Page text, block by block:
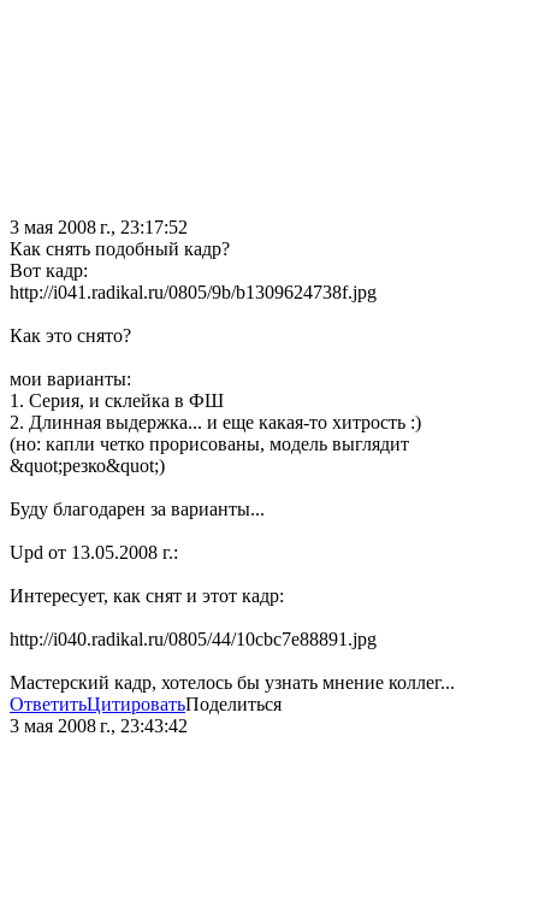
3 мая 2008 г., 23:17:52
Как снять подобный кадр?
Вот кадр:
http://i041.radikal.ru/0805/9b/b1309624738f.jpg
Как это снято?
мои варианты:
1. Серия, и склейка в ФШ
2. Длинная выдержка... и еще какая-то хитрость :)
(но: капли четко прорисованы, модель выглядит
&quot;резко&quot;)
Буду благодарен за варианты...
Upd от 13.05.2008 г.:
Интересует, как снят и этот кадр:
http://i040.radikal.ru/0805/44/10cbc7e88891.jpg
Мастерский кадр, хотелось бы узнать мнение коллег...
ОтветитьЦитироватьПоделиться
3 мая 2008 г., 23:43:42